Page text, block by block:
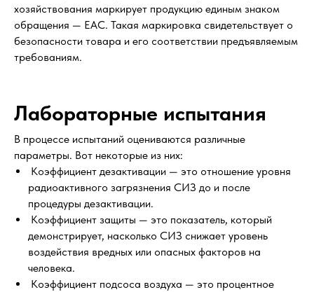
хозяйствования маркирует продукцию единым знаком
обращения — ЕАС. Такая маркировка свидетельствует о
безопасности товара и его соответствии предъявляемым
требованиям.
Лабораторные испытания
В процессе испытаний оцениваются различные
параметры. Вот некоторые из них:
Коэффициент дезактивации — это отношение уровня
радиоактивного загрязнения СИЗ до и после
процедуры дезактивации.
Коэффициент защиты — это показатель, который
демонстрирует, насколько СИЗ снижает уровень
воздействия вредных или опасных факторов на
человека.
Коэффициент подсоса воздуха — это процентное